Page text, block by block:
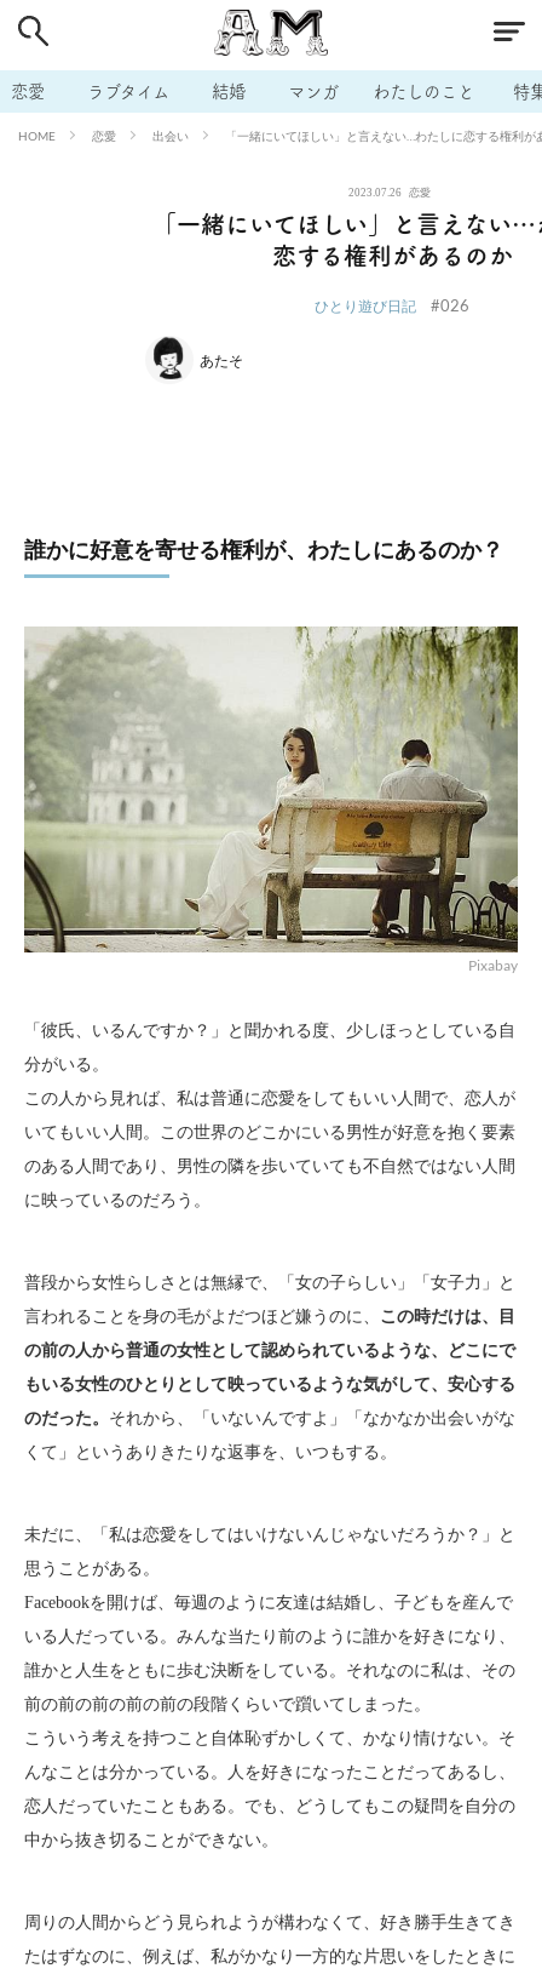
恋愛 ラブタイム 結婚 マンガ わたしのこと 特
HOME 恋愛 出会い 「一緒にいてほしい」と言えない…わたしに恋する権利が
2023.07.26 恋愛
「一緒にいてほしい」と言えない
恋する権利があるのか
ひとり遊び日記 #026
あたそ
誰かに好意を寄せる権利が、わたしにあるのか？
Pixabay
「彼氏、いるんですか？」と聞かれる度、少しほっとしている自
分がいる。
この人から見れば、私は普通に恋愛をしてもいい人間で、恋人が
いてもいい人間。この世界のどこかにいる男性が好意を抱く要素
のある人間であり、男性の隣を歩いていても不自然ではない人間
に映っているのだろう。
普段から女性らしさとは無縁で、「女の子らしい」「女子力」と
言われることを身の毛がよだつほど嫌うのに、 この時だけは、目
の前の人から普通の女性として認められているような、どこにで
もいる女性のひとりとして映っているような気がして、安心する
のだった。 それから、「いないんですよ」「なかなか出会いがな
くて」というありきたりな返事を、いつもする。
未だに、「私は恋愛をしてはいけないんじゃないだろうか？」と
思うことがある。
Facebookを開けば、毎週のように友達は結婚し、子どもを産んで
いる人だっている。みんな当たり前のように誰かを好きになり、
誰かと人生をともに歩む決断をしている。それなのに私は、その
前の前の前の前の前の段階くらいで躓いてしまった。
こういう考えを持つこと自体恥ずかしくて、かなり情けない。そ
んなことは分かっている。人を好きになったことだってあるし、
恋人だっていたこともある。でも、どうしてもこの疑問を自分の
中から抜き切ることができない。
周りの人間からどう見られようが構わなくて、好き勝手生きてき
たはずなのに、例えば、私がかなり一方的な片思いをしたときに
# 男の本音 # セフレ # 不倫
# 出会う方法 # マッチングアプリ # ラブグッズ # 体の相